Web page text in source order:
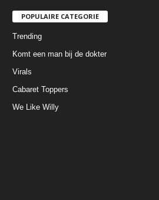
POPULAIRE CATEGORIE
Trending
Komt een man bij de dokter
Virals
Cabaret Toppers
We Like Willy